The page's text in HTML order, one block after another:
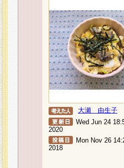
大瀬 由生子
Wed Jun 24
2020
Mon Nov 26
2018